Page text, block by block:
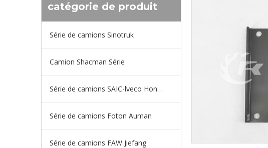
catégorie de produit
Série de camions Sinotruk
Camion Shacman Série
Série de camions SAIC-lveco Hongyan
Série de camions Foton Auman
Série de camions FAW Jiefang